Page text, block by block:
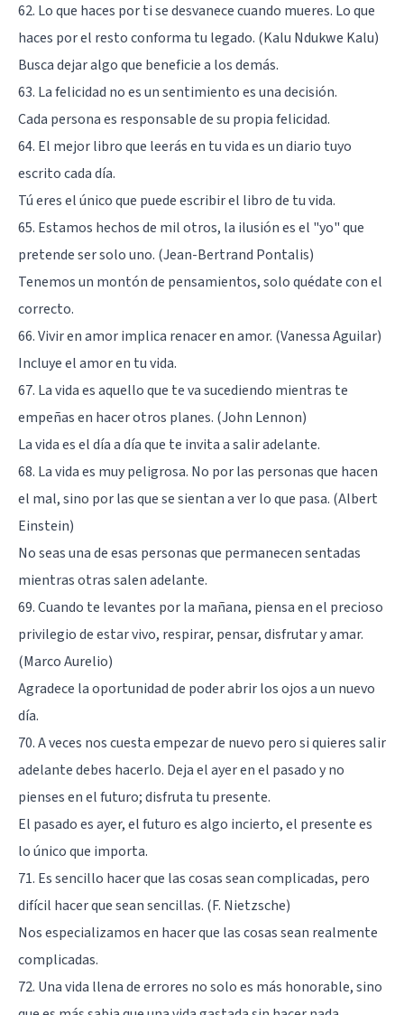
62. Lo que haces por ti se desvanece cuando mueres. Lo que
haces por el resto conforma tu legado. (Kalu Ndukwe Kalu)
Busca dejar algo que beneficie a los demás.
63. La felicidad no es un sentimiento es una decisión.
Cada persona es responsable de su propia felicidad.
64. El mejor libro que leerás en tu vida es un diario tuyo
escrito cada día.
Tú eres el único que puede escribir el libro de tu vida.
65. Estamos hechos de mil otros, la ilusión es el "yo" que
pretende ser solo uno. (Jean-Bertrand Pontalis)
Tenemos un montón de pensamientos, solo quédate con el
correcto.
66. Vivir en amor implica renacer en amor. (Vanessa Aguilar)
Incluye el amor en tu vida.
67. La vida es aquello que te va sucediendo mientras te
empeñas en hacer otros planes. (John Lennon)
La vida es el día a día que te invita a salir adelante.
68. La vida es muy peligrosa. No por las personas que hacen
el mal, sino por las que se sientan a ver lo que pasa. (Albert
Einstein)
No seas una de esas personas que permanecen sentadas
mientras otras salen adelante.
69. Cuando te levantes por la mañana, piensa en el precioso
privilegio de estar vivo, respirar, pensar, disfrutar y amar.
(Marco Aurelio)
Agradece la oportunidad de poder abrir los ojos a un nuevo
día.
70. A veces nos cuesta empezar de nuevo pero si quieres salir
adelante debes hacerlo. Deja el ayer en el pasado y no
pienses en el futuro; disfruta tu presente.
El pasado es ayer, el futuro es algo incierto, el presente es
lo único que importa.
71. Es sencillo hacer que las cosas sean complicadas, pero
difícil hacer que sean sencillas. (F. Nietzsche)
Nos especializamos en hacer que las cosas sean realmente
complicadas.
72. Una vida llena de errores no solo es más honorable, sino